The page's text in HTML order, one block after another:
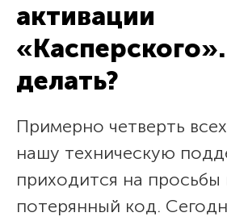
активации
делать?
Примерно четверть
нашу техническую
приходится на просьбы
потерянный код.